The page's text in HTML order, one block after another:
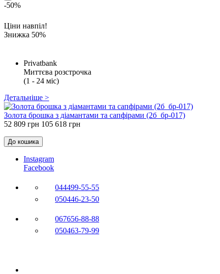
-50%
Ціни навпіл!
Знижка 50%
Privatbank
Миттєва розстрочка
(1 - 24 міс)
Детальніше >
Золота брошка з діамантами та сапфірами (2б_бр-017)
52 809 грн 105 618 грн
До кошика
Instagram
Facebook
044499-55-55
050446-23-50
067656-88-88
050463-79-99